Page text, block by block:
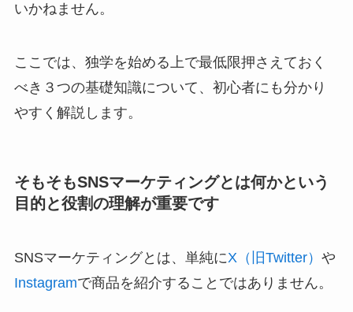
いかねません。
ここでは、独学を始める上で最低限押さえておく
べき３つの基礎知識について、初心者にも分かり
やすく解説します。
そもそもSNSマーケティングとは何かという
目的と役割の理解が重要です
SNSマーケティングとは、単純にX（旧Twitter） や
Instagramで商品を紹介することではありません。